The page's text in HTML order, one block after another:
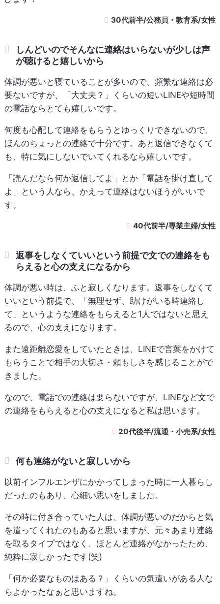
30代前半/公務員・教育系/女性
しんどいのでそんなに連絡はいらないが少しは声
が聴けると嬉しいから
体調が悪いと寝ていることが多いので、頻繁な連絡は必
要ないですが、「大丈夫？」くらいの短いLINEや短時間
の電話ならとても嬉しいです。
何度も心配して連絡をもらうとゆっくりできないので、
ほんのちょっとの連絡で十分です。あと返信できなくて
も、特に気にしないでいてくれるなら嬉しいです。
「読んだなら何か返信してよ」とか「電話を掛け直して
よ」という人なら、かえって連絡はないほうがいいで
す。
40代前半/専業主婦/女性
返事をしなくていいという前提で文での連絡をも
らえると心の支えになるから
体調が悪い時は、ふと寂しくなります。返事をしなくて
いいという前提で、「無理せず、助けがいる時連絡し
て」というような連絡をもらえると1人ではないと思え
るので、心の支えになります。
また遠距離恋愛をしていたときは、LINEで言葉をかけて
もらうことで相手の大切さ・頼もしさを感じることがで
きました。
なので、電話での連絡は要らないですが、LINEなど文で
の連絡をもらえると心の支えになると私は思います。
20代後半/流通・小売系/女性
何も連絡がないと寂しいから
以前インフルエンザにかかってしまった時に一人暮らし
だったのもあり、心細い思いをしました。
その時に付き合っていた人は、体調が悪いのだからと気
を遣ってくれたのもあると思いますが、元々あまり連絡
を取るタイプではなく、ほとんど連絡がなかったため、
純粋に寂しかったです(笑)
「何か必要なものはある？」くらいの気遣いがある人な
らよかったなぁと思いますね。